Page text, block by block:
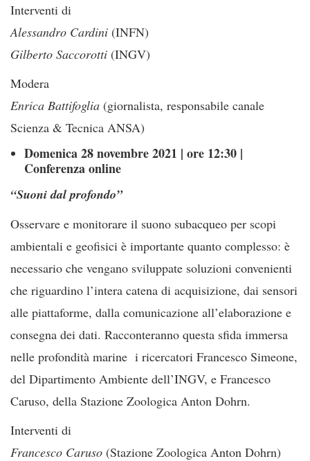
Interventi di
Alessandro Cardini (INFN)
Gilberto Saccorotti (INGV)
Modera
Enrica Battifoglia (giornalista, responsabile canale
Scienza & Tecnica ANSA)
Domenica 28 novembre 2021 | ore 12:30 |
Conferenza online
“Suoni dal profondo”
Osservare e monitorare il suono subacqueo per scopi
ambientali e geofisici è importante quanto complesso: è
necessario che vengano sviluppate soluzioni convenienti
che riguardino l’intera catena di acquisizione, dai sensori
alle piattaforme, dalla comunicazione all’elaborazione e
consegna dei dati. Racconteranno questa sfida immersa
nelle profondità marine i ricercatori Francesco Simeone,
del Dipartimento Ambiente dell’INGV, e Francesco
Caruso, della Stazione Zoologica Anton Dohrn.
Interventi di
Francesco Caruso (Stazione Zoologica Anton Dohrn)